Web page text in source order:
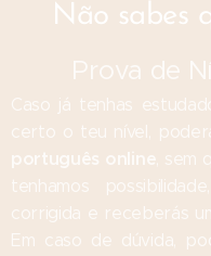
Não sabes
Prova de
Caso já tenhas
certo o teu nível,
português online, sem
tenhamos
corrigida e receberás
Em caso de dúvida,